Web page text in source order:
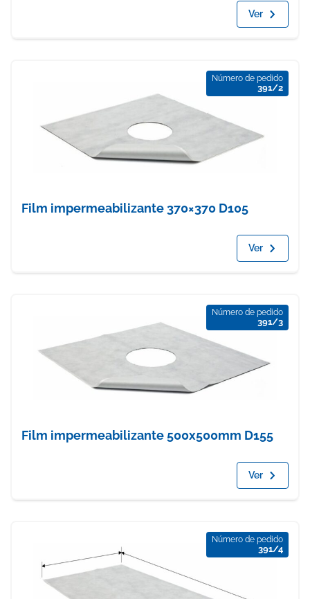
Ver
Número de pedido
391/2
Film impermeabilizante 370×370 D105
Ver
Número de pedido
391/3
Film impermeabilizante 500x500mm D155
Ver
Número de pedido
391/4